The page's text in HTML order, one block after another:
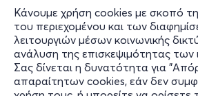
Κάνουμε χρήση cookies με σκοπό
του περιεχομένου και των
λειτουργιών μέσων κοινωνικής
ανάλυση της επισκεψιμότητας των
Σας δίνεται η δυνατότητα για
απαραίτητων cookies, εάν δεν
Πληροφορίες